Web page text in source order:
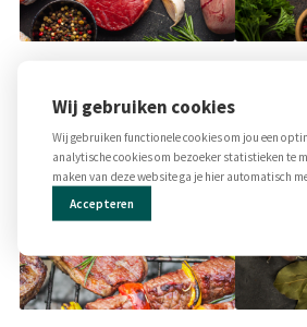
Wij gebruiken cookies
Wij gebruiken functionele cookies om jou een
analytische cookies om bezoeker statistieken te
maken van deze website ga je hier automatisch
Accepteren